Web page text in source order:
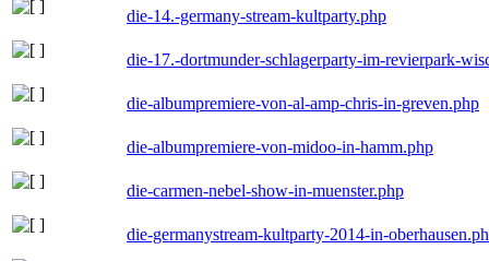
die-14.-germany-stream-kultparty.php
die-17.-dortmunder-schlagerparty-im-revierpark-
die-albumpremiere-von-al-amp-chris-in-greven.php
die-albumpremiere-von-midoo-in-hamm.php
die-carmen-nebel-show-in-muenster.php
die-germanystream-kultparty-2014-in-